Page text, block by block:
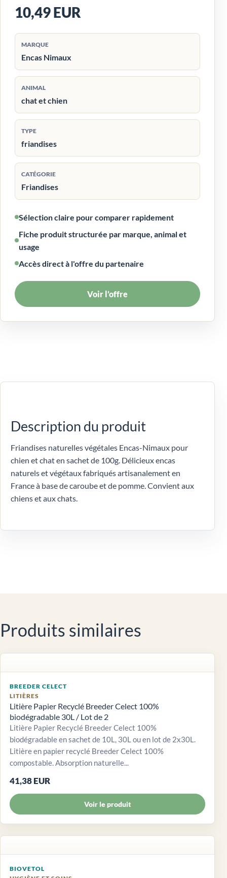
10,49 EUR
MARQUE
Encas Nimaux
ANIMAL
chat et chien
TYPE
friandises
CATÉGORIE
Friandises
Sélection claire pour comparer rapidement
Fiche produit structurée par marque, animal et
usage
Accès direct à l'offre du partenaire
Voir l’offre
Description du produit
Friandises naturelles végétales Encas-Nimaux pour
chien et chat en sachet de 100g. Délicieux encas
naturels et végétaux fabriqués artisanalement en
France à base de caroube et de pomme. Convient aux
chiens et aux chats.
Produits similaires
BREEDER CELECT
LITIÈRES
Litière Papier Recyclé Breeder Celect 100%
biodégradable 30L / Lot de 2
Litière Papier Recyclé Breeder Celect 100%
biodégradable en sachet de 10L, 30L ou en lot de 2x30L.
Litière en papier recyclé Breeder Celect 100%
compostable. Absorption naturelle...
41,38 EUR
Voir le produit
BIOVETOL